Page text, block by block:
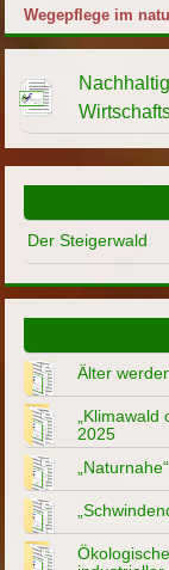
Wegepflege im
Der Steigerwald
Älter
2025